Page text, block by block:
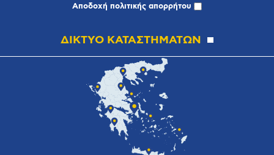
Αποδοχή πολιτικής απορρήτου
ΔΙΚΤΥΟ ΚΑΤΑΣΤΗΜΑΤΩΝ